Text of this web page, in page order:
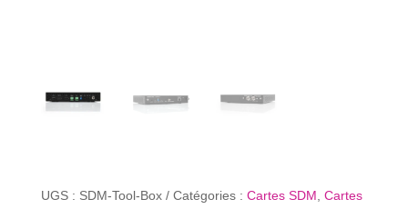
UGS : SDM-Tool-Box Catégories : Cartes SDM Cartes